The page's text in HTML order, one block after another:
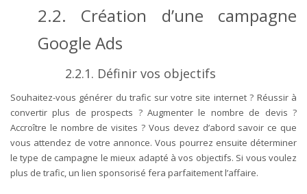
2.2. Création d’une campagne
Google Ads
2.2.1. Définir vos objectifs
Souhaitez-vous générer du trafic sur votre site internet ? Réussir à
convertir plus de prospects ? Augmenter le nombre de devis ?
Accroître le nombre de visites ? Vous devez d’abord savoir ce que
vous attendez de votre annonce. Vous pourrez ensuite déterminer
le type de campagne le mieux adapté à vos objectifs. Si vous voulez
plus de trafic, un lien sponsorisé fera parfaitement l’affaire.